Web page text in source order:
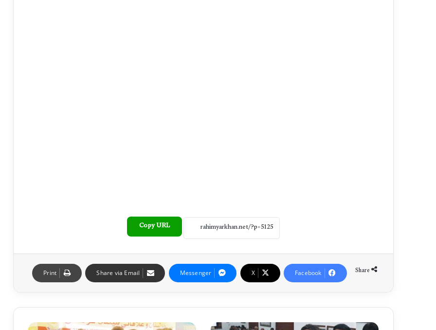
Copy URL
Share
Facebook
X
Messenger
Share via Email
Print